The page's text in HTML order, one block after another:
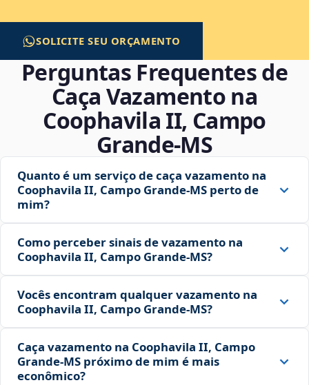
SOLICITE SEU ORÇAMENTO
Perguntas Frequentes de
Caça Vazamento na
Coophavila II, Campo
Grande‑MS
Quanto é um serviço de caça vazamento na
Coophavila II, Campo Grande‑MS perto de
mim?
Como perceber sinais de vazamento na
Coophavila II, Campo Grande‑MS?
Vocês encontram qualquer vazamento na
Coophavila II, Campo Grande‑MS?
Caça vazamento na Coophavila II, Campo
Grande‑MS próximo de mim é mais
econômico?